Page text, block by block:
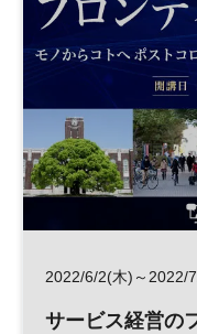
2022/6/2(木)～2022/
サービス経営の